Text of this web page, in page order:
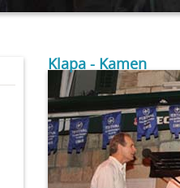
Klapa - Kamen